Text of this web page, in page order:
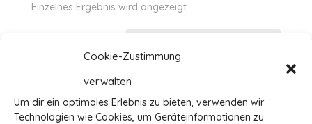
Cookie-Zustimmung
verwalten
Um dir ein optimales Erlebnis zu bieten, verwenden wir
Technologien wie Cookies, um Geräteinformationen zu
Einzelnes Ergebnis wird angezeigt